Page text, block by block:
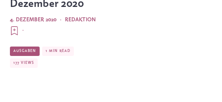
Dezember 2020
REDAKTION
·
4. DEZEMBER 2020
·
AUSGABEN 1 MIN READ
177 VIEWS